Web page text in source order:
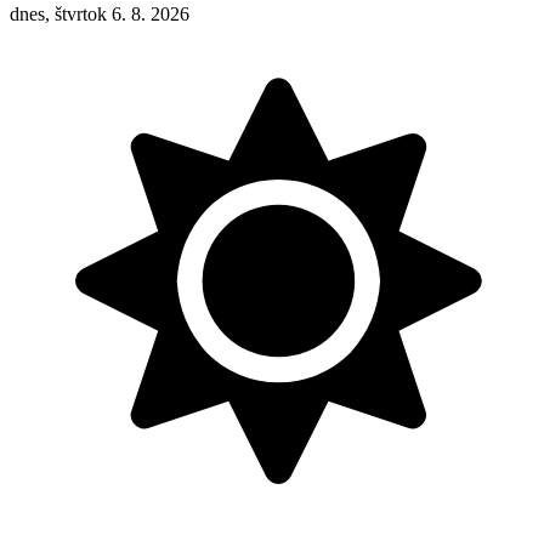
dnes, štvrtok 6. 8. 2026